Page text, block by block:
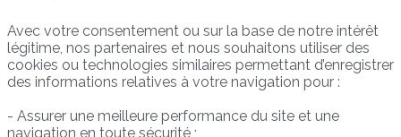
Avec votre consentement ou sur la base de notre intérêt
légitime, nos partenaires et nous souhaitons utiliser des
cookies ou technologies similaires permettant d’enregistrer
des informations relatives à votre navigation pour :
- Assurer une meilleure performance du site et une
navigation en toute sécurité ;